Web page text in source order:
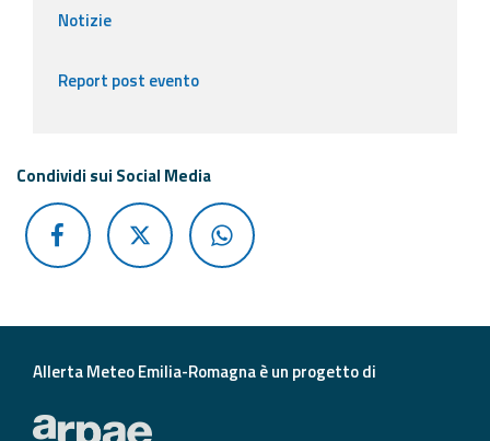
Notizie
Report post evento
Condividi sui Social Media
Allerta Meteo Emilia-Romagna è un progetto di